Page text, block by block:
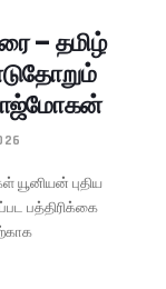
– தமிழ்
யூனியன் புதிய
பத்திரிக்கை